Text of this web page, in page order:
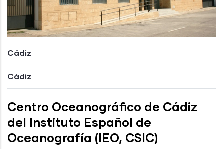
Cádiz
Cádiz
Centro Oceanográfico de Cádiz
del Instituto Español de
Oceanografía (IEO, CSIC)